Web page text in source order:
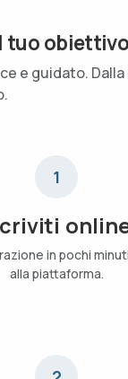
tuo obiettivo
e guidato.
1
in pochi
alla piattaforma.